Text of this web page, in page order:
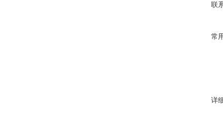
联
常
详